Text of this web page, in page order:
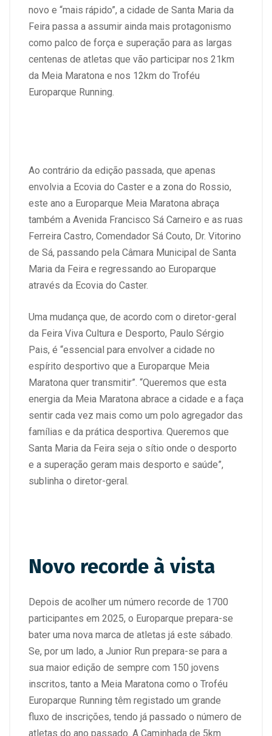
novo e “mais rápido”, a cidade de Santa Maria da
Feira passa a assumir ainda mais protagonismo
como palco de força e superação para as largas
centenas de atletas que vão participar nos 21km
da Meia Maratona e nos 12km do Troféu
Europarque Running.
Ao contrário da edição passada, que apenas
envolvia a Ecovia do Caster e a zona do Rossio,
este ano a Europarque Meia Maratona abraça
também a Avenida Francisco Sá Carneiro e as ruas
Ferreira Castro, Comendador Sá Couto, Dr. Vitorino
de Sá, passando pela Câmara Municipal de Santa
Maria da Feira e regressando ao Europarque
através da Ecovia do Caster.
Uma mudança que, de acordo com o diretor-geral
da Feira Viva Cultura e Desporto, Paulo Sérgio
Pais, é “essencial para envolver a cidade no
espírito desportivo que a Europarque Meia
Maratona quer transmitir”. “Queremos que esta
energia da Meia Maratona abrace a cidade e a faça
sentir cada vez mais como um polo agregador das
famílias e da prática desportiva. Queremos que
Santa Maria da Feira seja o sítio onde o desporto
e a superação geram mais desporto e saúde”,
sublinha o diretor-geral.
Novo recorde à vista
Depois de acolher um número recorde de 1700
participantes em 2025, o Europarque prepara-se
bater uma nova marca de atletas já este sábado.
Se, por um lado, a Junior Run prepara-se para a
sua maior edição de sempre com 150 jovens
inscritos, tanto a Meia Maratona como o Troféu
Europarque Running têm registado um grande
fluxo de inscrições, tendo já passado o número de
atletas do ano passado. A Caminhada de 5km